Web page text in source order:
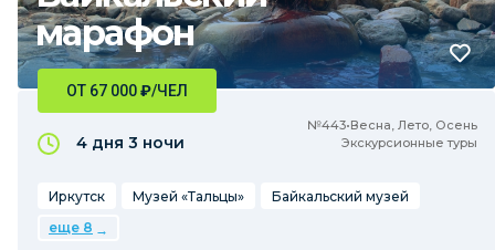
марафон
№443•Весна, Лето, Осень
Экскурсионные туры
ОТ 67 000₽/ЧЕЛ
4 дня 3 ночи
Иркутск Музей «Тальцы»
Байкальский музей
еще 8